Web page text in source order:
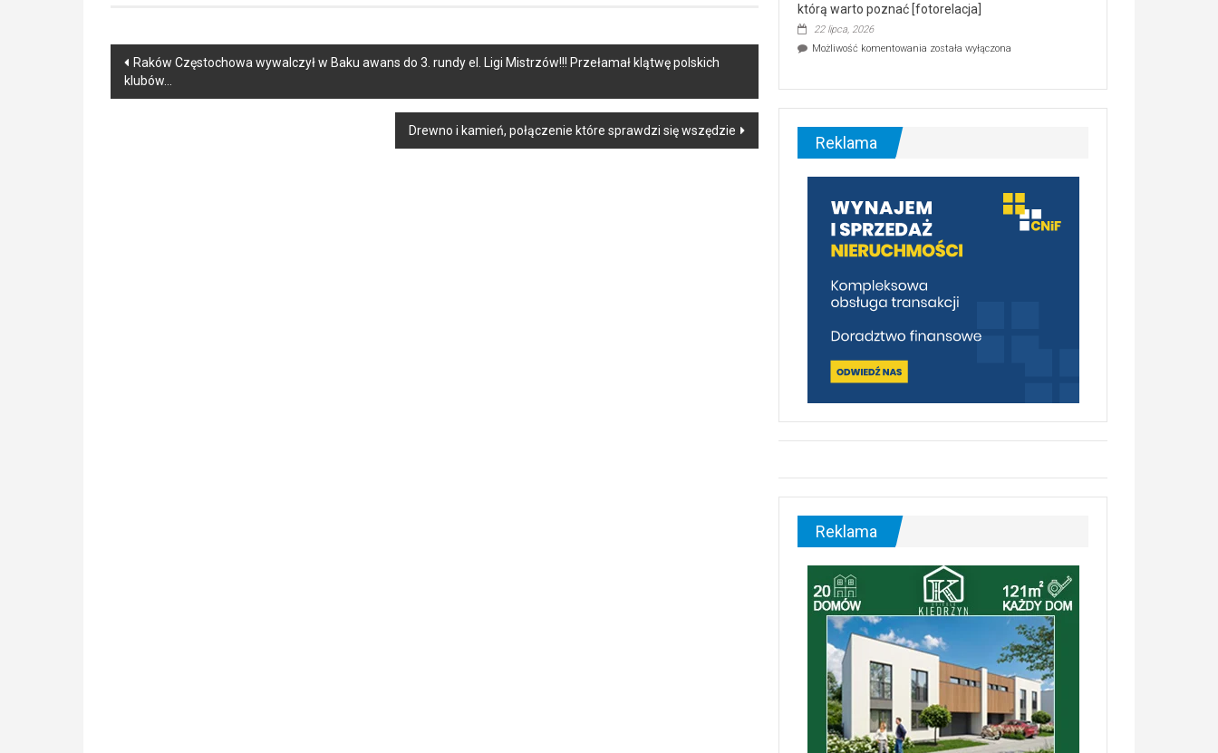
Post
navigation
Raków Częstochowa wywalczył w Baku awans do 3. rundy el. Ligi Mistrzów!!! Przełamał klątwę polskich
klubów…
Drewno i kamień, połączenie które sprawdzi się wszędzie
którą warto poznać [fotorelacja]
22 lipca, 2026
Możliwość komentowania Ekologiczne
–
malownicza
[fotorelacja]
została wyłączona
Reklama
Reklama